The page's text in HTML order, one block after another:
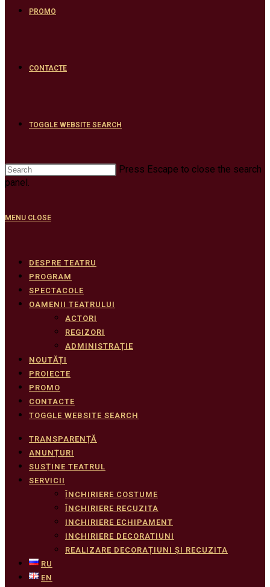
PROMO
CONTACTE
TOGGLE WEBSITE SEARCH
Press Escape to close the search
panel.
MENU CLOSE
DESPRE TEATRU
PROGRAM
SPECTACOLE
OAMENII TEATRULUI
ACTORI
REGIZORI
ADMINISTRAŢIE
NOUTĂȚI
PROIECTE
PROMO
CONTACTE
TOGGLE WEBSITE SEARCH
TRANSPARENȚĂ
ANUNȚURI
SUSȚINE TEATRUL
SERVICII
ÎNCHIRIERE COSTUME
ÎNCHIRIERE RECUZITA
INCHIRIERE ECHIPAMENT
INCHIRIERE DECORATIUNI
REALIZARE DECORAȚIUNI ȘI RECUZITA
RU
EN